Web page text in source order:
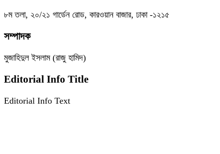
৮ম তলা, ২০/২১ গার্ডেন রোড, কারওয়ান বাজার, ঢাকা -১২১৫
সম্পাদক
মুজাহিদুল ইসলাম (রাজু হামিদ)
Editorial Info Title
Editorial Info Text